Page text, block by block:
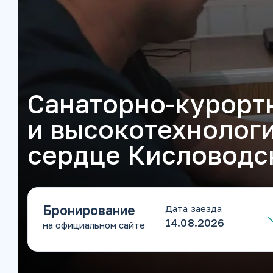
Санаторно-
и
сердце
Бронирование
на официальном сайте
Дата заезда